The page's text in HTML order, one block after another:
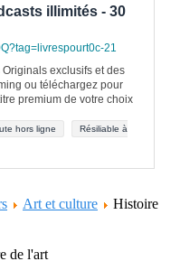
illimités - 30
21
exclusifs et des
ou téléchargez pour
premium de votre choix
hors ligne
Résiliable à
Art et culture
Histoire
de l'art